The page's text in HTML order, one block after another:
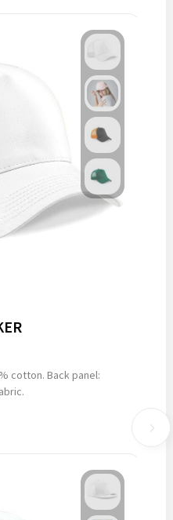
cotton. Back panel: